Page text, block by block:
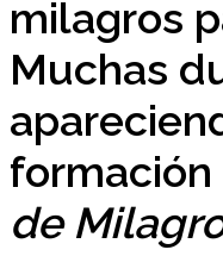
milagros
Muchas
formación
de